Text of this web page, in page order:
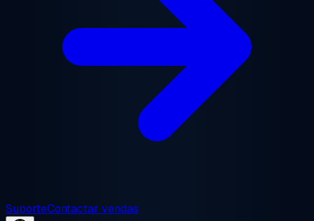
SuporteContactar vendas